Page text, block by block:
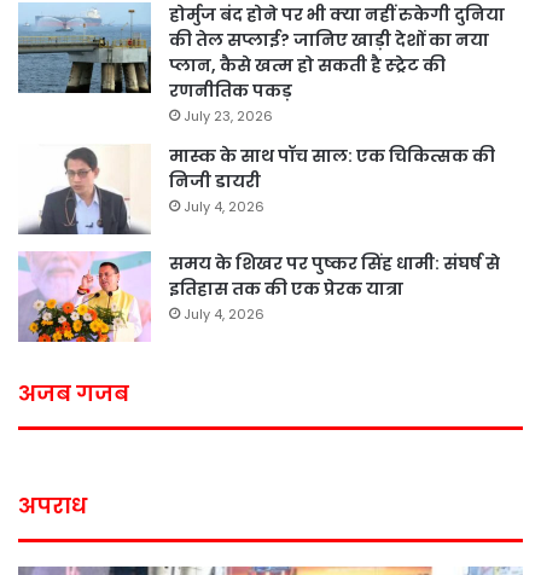
होर्मुज बंद होने पर भी क्या नहीं रुकेगी दुनिया
की तेल सप्लाई? जानिए खाड़ी देशों का नया
प्लान, कैसे खत्म हो सकती है स्ट्रेट की
रणनीतिक पकड़
July 23, 2026
मास्क के साथ पॉच साल: एक चिकित्सक की
निजी डायरी
July 4, 2026
समय के शिखर पर पुष्कर सिंह धामी: संघर्ष से
इतिहास तक की एक प्रेरक यात्रा
July 4, 2026
अजब गजब
अपराध